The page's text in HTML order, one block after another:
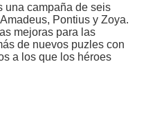
una campaña de seis
Pontius y Zoya.
mejoras para las
de nuevos puzles con
a los que los héroes